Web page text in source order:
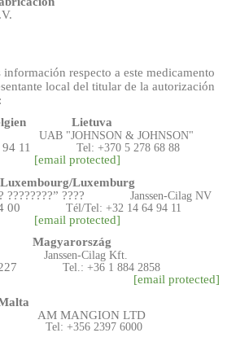
información respecto a este medicamento
local del titular de la autorización
Lietuva
UAB "JOHNSON & JOHNSON"
11 Tel: +370 5 278 68 88
[email protected]
Luxembourg/Luxemburg
????????” ????
Janssen-Cilag NV
00 Tél/Tel: +32 14 64 94 11
[email protected]
Magyarország
Janssen-Cilag Kft.
Tel.: +36 1 884 2858
[email protected]
AM MANGION LTD
Tel: +356 2397 6000